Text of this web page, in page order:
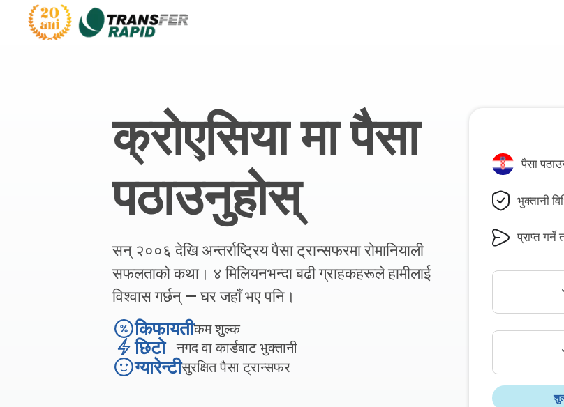
क्रोएसिया मा पैसा
पठाउनुहोस्
सन् २००६ देखि अन्तर्राष्ट्रिय पैसा ट्रान्सफरमा रोमानियाली
सफलताको कथा। ४ मिलियनभन्दा बढी ग्राहकहरूले हामीलाई
विश्वास गर्छन् — घर जहाँ भए पनि।
किफायतीकम शुल्क
छिटो नगद वा कार्डबाट भुक्तानी
ग्यारेन्टीसुरक्षित पैसा ट्रान्सफर
पैसा
भुक्तानी
प्राप्त गर्ने